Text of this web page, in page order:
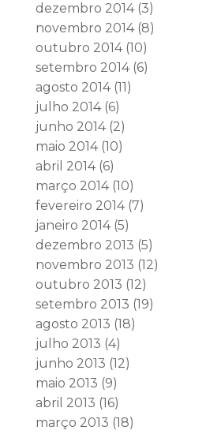
dezembro 2014(3)
novembro 2014(8)
outubro 2014(10)
setembro 2014(6)
agosto 2014(11)
julho 2014(6)
junho 2014(2)
maio 2014(10)
abril 2014(6)
março 2014(10)
fevereiro 2014(7)
janeiro 2014(5)
dezembro 2013 (5)
novembro 2013 (12)
outubro 2013 (12)
setembro 2013 (19)
agosto 2013 (18)
julho 2013 (4)
junho 2013 (12)
maio 2013 (9)
abril 2013 (16)
março 2013 (18)